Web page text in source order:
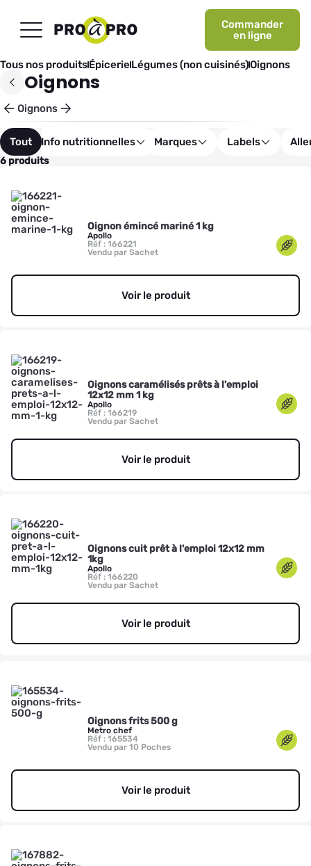
Commander
en ligne
Tous nos produitsÉpicerie Légumes (non cuisinés)Oignons
Oignons
Oignons
Tout Info nutritionnelles Marques Labels
6 produits
Oignon émincé mariné 1 kg
Apollo
Réf : 166221
Vendu par Sachet
Voir le produit
Oignons caramélisés prêts à l'emploi
12x12 mm 1 kg
Apollo
Réf : 166219
Vendu par Sachet
Voir le produit
Oignons cuit prêt à l'emploi 12x12 mm
1kg
Apollo
Réf : 166220
Vendu par Sachet
Voir le produit
Oignons frits 500 g
Metro chef
Réf : 165534
Vendu par 10 Poches
Voir le produit